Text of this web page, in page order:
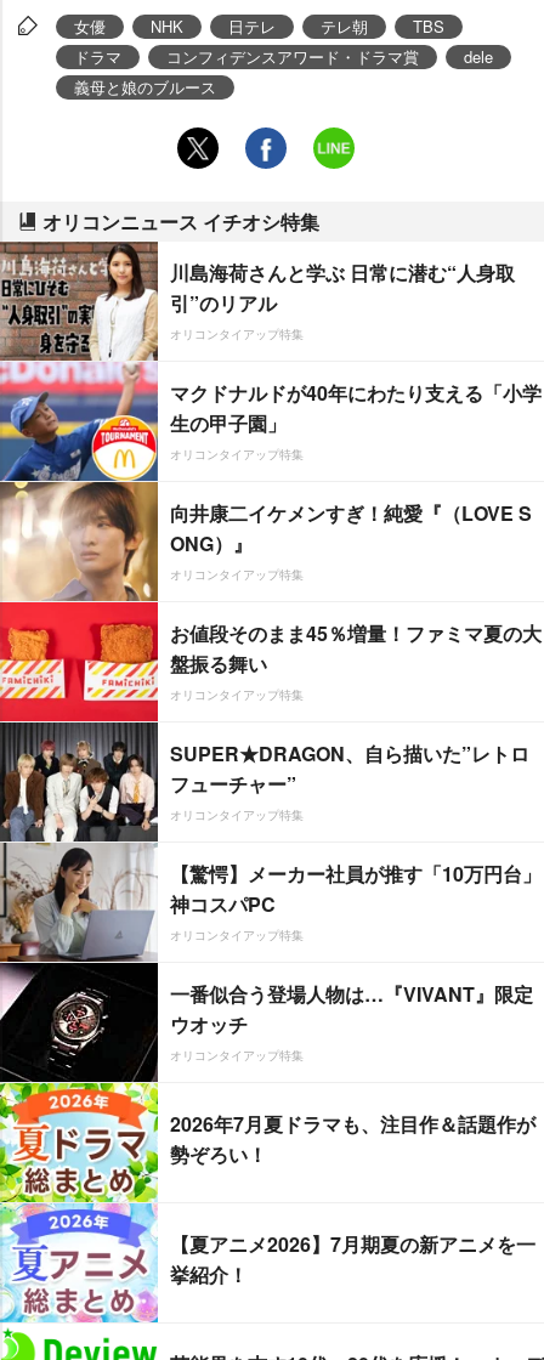
女優 NHK 日テレ テレ朝
TBS
ドラマ
コンフィデンスアワード・ドラマ賞
dele
義母と娘のブルース
オリコンニュース イチオシ特集
川島海荷さんと学ぶ 日常に潜む“人身取
引”のリアル
オリコンタイアップ特集
マクドナルドが40年にわたり支える「小学
生の甲子園」
オリコンタイアップ特集
向井康二イケメンすぎ！純愛『（LOVE S
ONG）』
オリコンタイアップ特集
お値段そのまま45％増量！ファミマ夏の大
盤振る舞い
オリコンタイアップ特集
SUPER★DRAGON、自ら描いた”レトロ
フューチャー”
オリコンタイアップ特集
【驚愕】メーカー社員が推す「10万円台」
神コスパPC
オリコンタイアップ特集
一番似合う登場人物は…『VIVANT』限定
ウオッチ
オリコンタイアップ特集
2026年7月夏ドラマも、注目作＆話題作が
勢ぞろい！
【夏アニメ2026】7月期夏の新アニメを一
挙紹介！